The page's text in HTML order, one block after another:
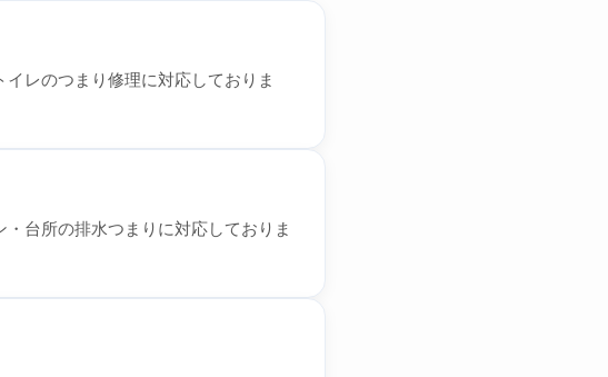
レのつまり修理に対応しておりま
台所の排水つまりに対応しておりま